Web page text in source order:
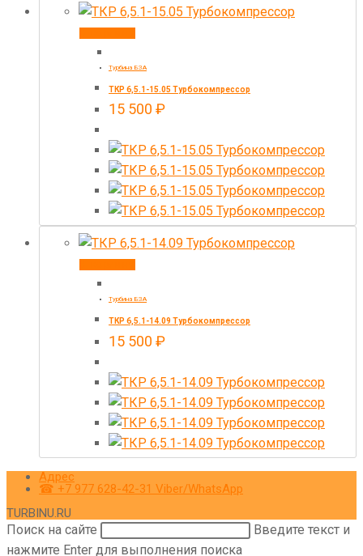
Турбина БЗА
ТКР 6,5.1-15.05 Турбокомпрессор
15 500 ₽
Турбина БЗА
ТКР 6,5.1-14.09 Турбокомпрессор
15 500 ₽
Адрес
☎ +7 977 628-42-31 Viber/WhatsApp
TURBINU.RU
Поиск на сайте
Введите текст и
нажмите Enter для выполнения поиска